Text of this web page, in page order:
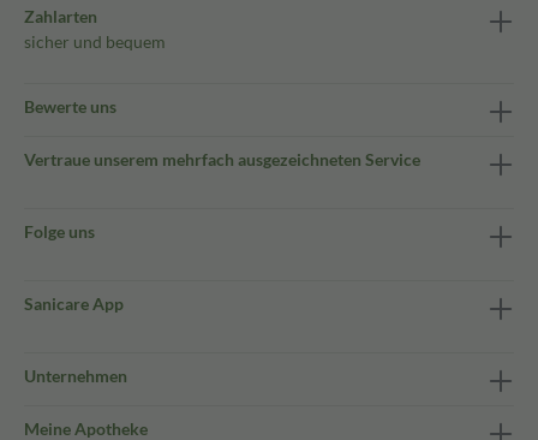
Zahlarten
sicher und bequem
Bewerte uns
Vertraue unserem mehrfach ausgezeichneten Service
Folge uns
Sanicare App
Unternehmen
Meine Apotheke